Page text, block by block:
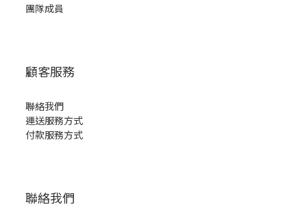
團隊成員
顧客服務
聯絡我們
運送服務方式
付款服務方式
聯絡我們